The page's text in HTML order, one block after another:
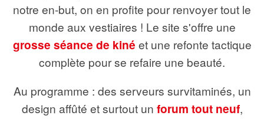
notre en-but, on en profite pour renvoyer tout le
monde aux vestiaires ! Le site s'offre une
grosse séance de kiné et une refonte tactique
complète pour se refaire une beauté.
Au programme : des serveurs survitaminés, un
design affûté et surtout un forum tout neuf,